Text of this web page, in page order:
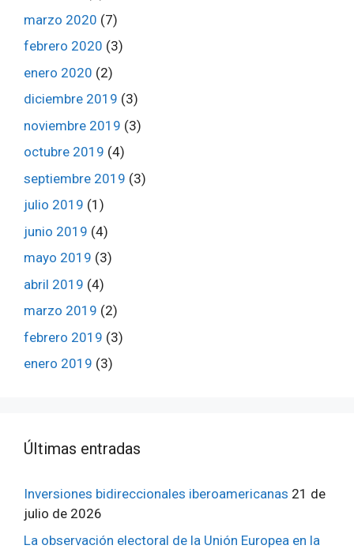
marzo 2020 (7)
febrero 2020 (3)
enero 2020 (2)
diciembre 2019 (3)
noviembre 2019 (3)
octubre 2019 (4)
septiembre 2019 (3)
julio 2019 (1)
junio 2019 (4)
mayo 2019 (3)
abril 2019 (4)
marzo 2019 (2)
febrero 2019 (3)
enero 2019 (3)
ÚItimas entradas
Inversiones bidireccionales iberoamericanas 21 de
julio de 2026
La observación electoral de la Unión Europea en la